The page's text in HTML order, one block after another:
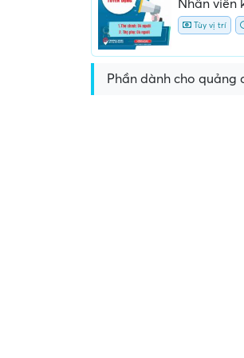
Nhân viên
Tùy vị trí
Phần dành cho quảng